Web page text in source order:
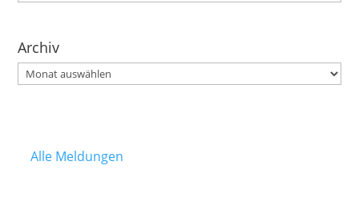
Archiv
Archiv
Alle Meldungen